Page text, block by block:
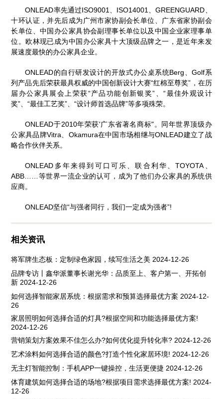
ONLEAD率先通过ISO9001、ISO14001、GREENGUARD、
十环认证，并先后成为广州市家协副会长单位、广东省家协副会
长单位、中国办公家具协会副理事长单位以及中国企业家理事单
位。欧林现已成为中国办公家具十大顶级品牌之一，是近年来发
展速度最快的办公家具企业。
ONLEAD的自行研发设计的开放式办公桌系统Berg、Golf系
列产品先后荣获最具权威的中国创新设计大赛“红棉至尊奖”，在历
届办公家具展会上荣获“产品功能创新银奖”、“最佳外观设计
奖”、“最佳工艺奖”、“设计师首选品牌”等多项殊荣。
ONLEAD于2010年荣获'广东省著名商标"。同年世界顶级办
公家具品牌Vitra、Okamura在中国市场相继与ONLEAD建立了战
略合作伙伴关系。
ONLEAD多年来得到可口可乐、联合利华、TOYOTA、
ABB……等世界一流企业的认可，成为了他们办公家具的系统供
应商。
ONLEAD坚信“与强者同行，我们一定成为强者”!
相关资讯
将军牌生态板：定制绿色家园，续写生活之美 2024-12-26
品牌专访丨鑫华派董事长谢光华：品质至上、客户第一、开拓创
新 2024-12-26
如何选择智能家居系统：根据需求和预算选择最优方案 2024-12-
26
家居照明如何选择合适的灯具?根据空间和功能选择最优方案!
2024-12-26
营销策划方案效果不佳怎么办?如何优化提升转化率? 2024-12-26
艺术涂料如何选择合适的颜色?打造个性化家居环境! 2024-12-26
无主灯智能控制：手机APP一键操控，生活更便捷 2024-12-26
体育建筑如何选择合适的场地?根据项目需求选择最优方案! 2024-
12-26